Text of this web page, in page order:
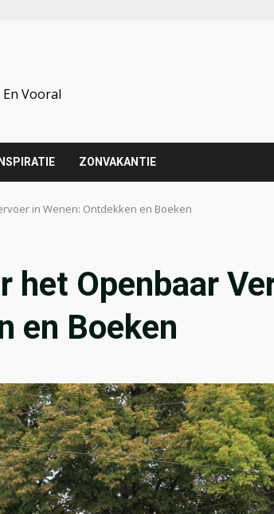
Vooral
ZONVAKANTIE
in Wenen: Ontdekken en Boeken
het Openbaar
en Boeken